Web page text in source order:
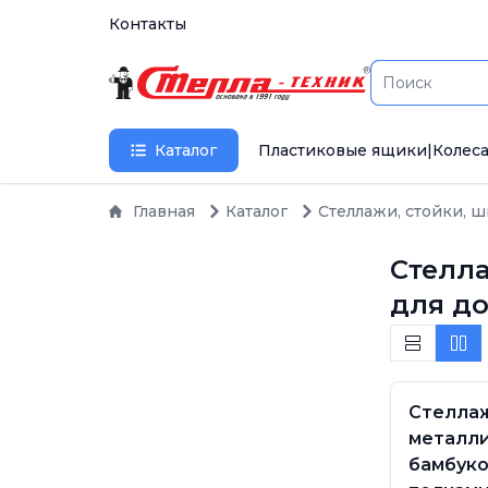
Контакты
Каталог Пластиковые ящики|
Главная Каталог Стеллажи, стойки,
для